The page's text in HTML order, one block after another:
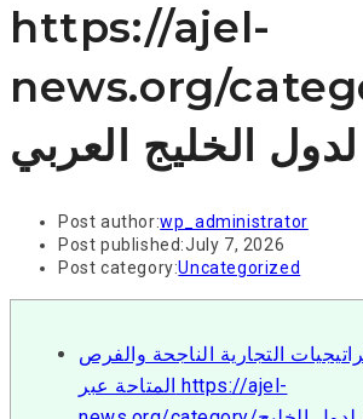
https://ajel-
news.org/
الخليج العربي
Post author:wp_administrator
Post published:July 7, 2026
Post category:Uncategorized
التجارية الناجحة والفرص
المتاحة عبر https://ajel-